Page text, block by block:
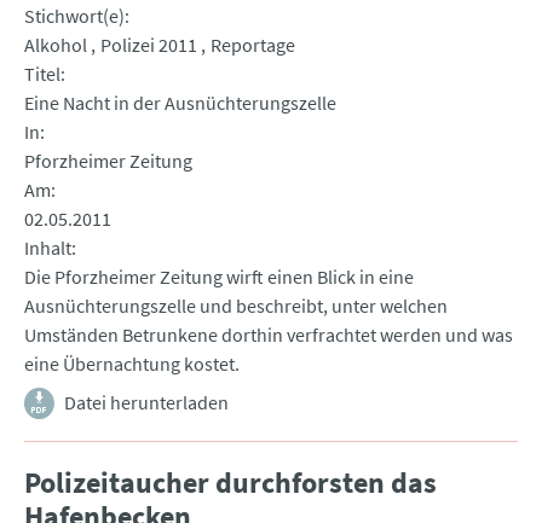
Stichwort(e)
Alkohol Polizei 2011
Reportage
Titel
Eine Nacht in der Ausnüchterungszelle
In
Pforzheimer Zeitung
Am
02.05.2011
Inhalt
Die Pforzheimer Zeitung wirft einen Blick in eine
Ausnüchterungszelle und beschreibt, unter welchen
Umständen Betrunkene dorthin verfrachtet werden und was
eine Übernachtung kostet.
Datei herunterladen
Polizeitaucher durchforsten das